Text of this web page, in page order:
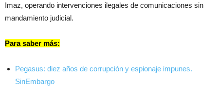
Imaz, operando intervenciones ilegales de comunicaciones sin
mandamiento judicial.
Para saber más:
Pegasus: diez años de corrupción y espionaje impunes.
SinEmbargo